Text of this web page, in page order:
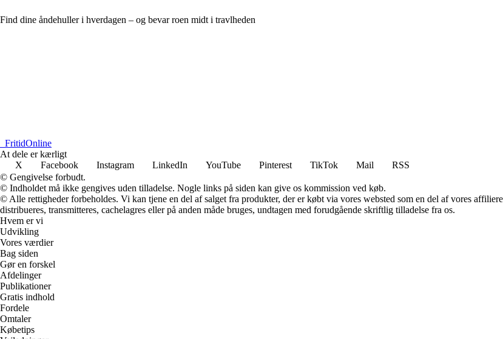
Find dine åndehuller i hverdagen – og bevar roen midt i travlheden
FritidOnline
At dele er kærligt
X
Facebook Instagram LinkedIn YouTube Pinterest TikTok Mail
RSS
© Gengivelse forbudt.
© Indholdet må ikke gengives uden tilladelse. Nogle links på siden kan give os kommission ved køb.
© Alle rettigheder forbeholdes. Vi kan tjene en del af salget fra produkter, der er købt via vores websted som en del af vores
distribueres, transmitteres, cachelagres eller på anden måde bruges, undtagen med forudgående skriftlig tilladelse fra os.
Hvem er vi
Udvikling
Vores værdier
Bag siden
Gør en forskel
Afdelinger
Publikationer
Gratis indhold
Fordele
Omtaler
Købetips